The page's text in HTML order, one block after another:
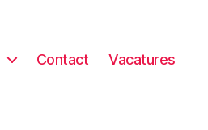
Contact Vacatures